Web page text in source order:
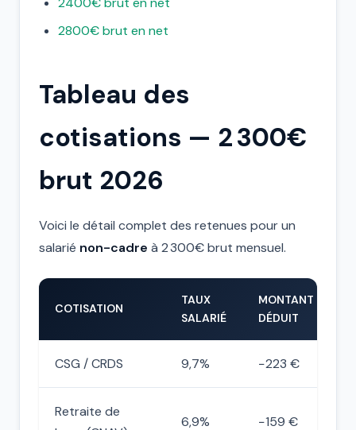
2800€ brut en net
Tableau des
cotisations — 2 300€
brut 2026
Voici le détail complet des retenues pour un
salarié non-cadre à 2 300€ brut mensuel.
COTISATION
TAUX
SALARIÉ
MONTANT
DÉDUIT
CSG / CRDS 9,7% −223 €
Retraite de
6,9% −159 €